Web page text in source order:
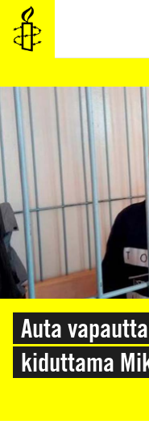
SIIRRY
VARSINAISEEN
SISÄLTÖÖN
Auta
kiduttama